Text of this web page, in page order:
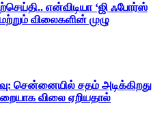
என்விடியா ‘ஜி ஃபோர்ஸ்
விலைகளின் முழு
சென்னையில் சதம் அடிக்கிறது
விலை ஏறியதால்